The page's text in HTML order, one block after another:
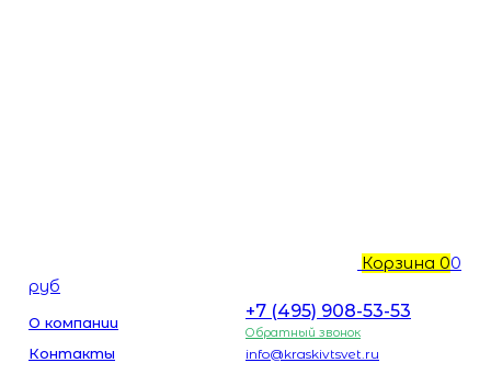
Корзина 00
руб
О компании
Контакты
+7 (495) 908-53-53
Обратный звонок
info@kraskivtsvet.ru